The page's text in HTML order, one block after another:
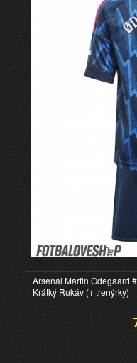
Arsenal Martin Odegaard
Krátký Rukáv (+ trenýrky)